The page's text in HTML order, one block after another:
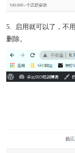
5. 启用就可以了，不
删除。